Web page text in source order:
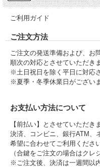
ご利用ガイド
ご注文方法
ご注文の発送準備および、お
順次の対応とさせていただき
※土日祝日を除く平日に対応
※夏季・冬季休業日がござい
お支払い方法について
【前払い】とさせていただ
決済、コンビニ、銀行ATM、
希望に合わせてご利用ください
（合鍵をご注文の場合はクレ
※ご注文後、決済は一週間以